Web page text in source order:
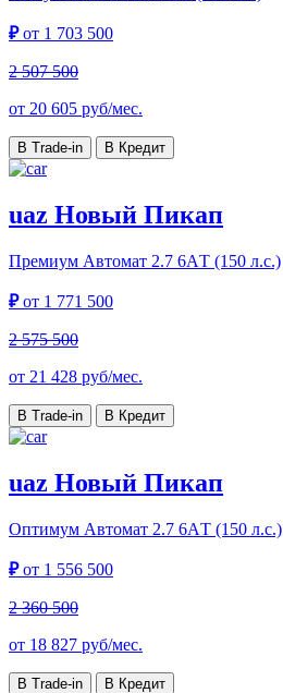
₽от 1 703 500
2 507 500
от 20 605 руб/мес.
В Trade-in В Кредит
uaz Новый Пикап
Премиум Автомат 2.7 6AТ (150 л.с.)
₽от 1 771 500
2 575 500
от 21 428 руб/мес.
В Trade-in В Кредит
uaz Новый Пикап
Оптимум Автомат 2.7 6AТ (150 л.с.)
₽от 1 556 500
2 360 500
от 18 827 руб/мес.
В Trade-in В Кредит